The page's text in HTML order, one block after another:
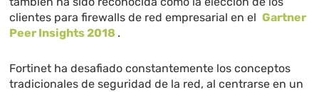
clientes para firewalls de red empresarial en elGartner
Peer Insights 2018 .
Fortinet ha desafiado constantemente los conceptos
tradicionales de seguridad de la red, al centrarse en un